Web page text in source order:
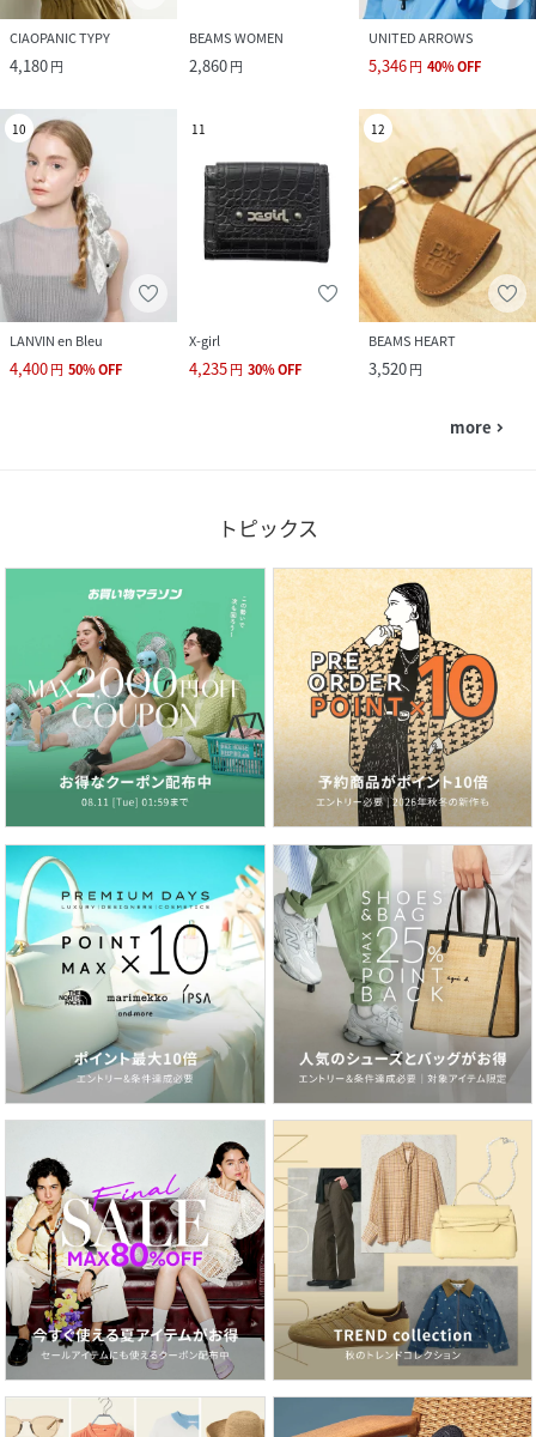
CIAOPANIC TYPY
4,180円
BEAMS WOMEN
2,860円
UNITED ARROWS
5,346円 40%OFF
10
LANVIN en Bleu
4,400円 50%OFF
11
X-girl
4,235円 30%OFF
12
BEAMS HEART
3,520円
more navigate_next
トピックス